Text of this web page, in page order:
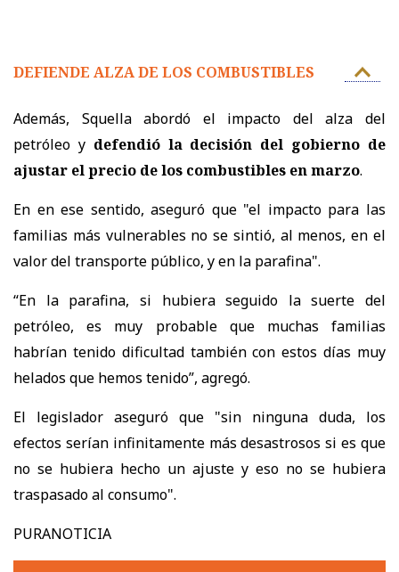
DEFIENDE ALZA DE LOS COMBUSTIBLES
Además, Squella abordó el impacto del alza del
petróleo y defendió la decisión del gobierno de
ajustar el precio de los combustibles en marzo.
En en ese sentido, aseguró que "el impacto para las
familias más vulnerables no se sintió, al menos, en el
valor del transporte público, y en la parafina".
“En la parafina, si hubiera seguido la suerte del
petróleo, es muy probable que muchas familias
habrían tenido dificultad también con estos días muy
helados que hemos tenido”, agregó.
El legislador aseguró que "sin ninguna duda, los
efectos serían infinitamente más desastrosos si es que
no se hubiera hecho un ajuste y eso no se hubiera
traspasado al consumo".
PURANOTICIA